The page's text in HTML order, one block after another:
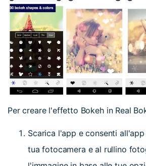
Per creare l'effetto Bokeh in Real
Scarica l'app e consenti
tua fotocamera e al rullino